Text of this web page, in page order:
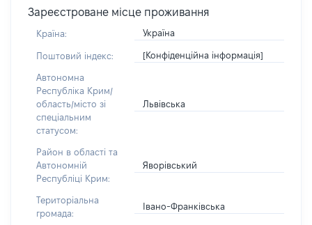
Зареєстроване місце проживання
Країна: Україна
Поштовий індекс: [Конфіденційна інформація]
Автономна
Республіка Крим/
область/місто зі
спеціальним
статусом:
Львівська
Район в області та
Автономній
Республіці Крим:
Яворівський
Територіальна
громада:
Івано-Франківська